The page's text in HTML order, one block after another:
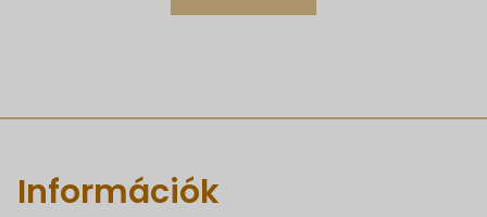
Információk